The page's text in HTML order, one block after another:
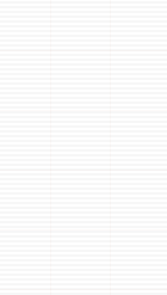
navigate results,